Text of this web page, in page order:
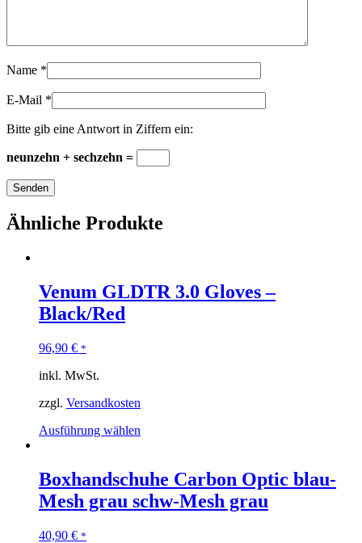
Name *
E-Mail *
Bitte gib eine Antwort in Ziffern ein:
neunzehn + sechzehn =
Ähnliche Produkte
Venum GLDTR 3.0 Gloves –
Black/Red
96,90 € *
inkl. MwSt.
zzgl. Versandkosten
Ausführung wählen
Boxhandschuhe Carbon Optic blau-
Mesh grau schw-Mesh grau
40,90 € *